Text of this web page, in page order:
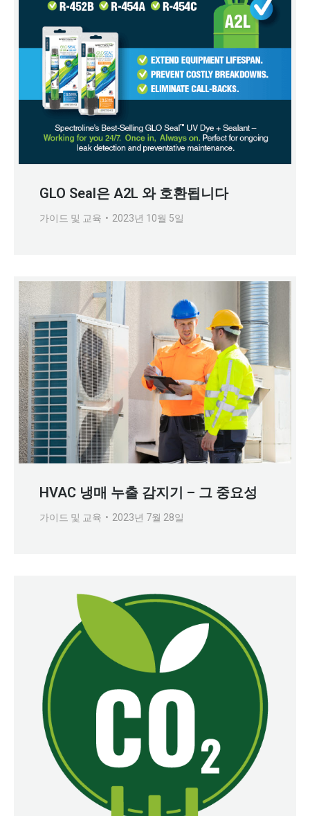
GLO Seal은 A2L 와 호환됩니다
가이드 및 교육 2023년 10월 5일
HVAC 냉매 누출 감지기 – 그 중요성
가이드 및 교육 2023년 7월 28일